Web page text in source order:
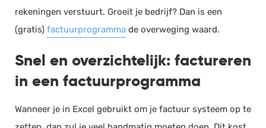
Voorraadbeheer
Rapportage
PSP
rekeningen verstuurt. Groeit je bedrijf? Dan is een
(gratis) factuurprogramma de overweging waard.
Snel en overzichtelijk: factureren
in een factuurprogramma
Wanneer je in Excel gebruikt om je factuur systeem op te